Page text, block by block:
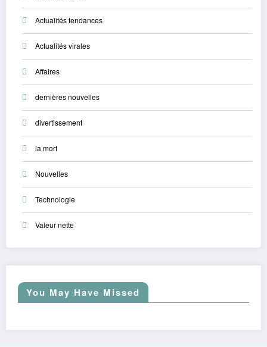
Actualités tendances
Actualités virales
Affaires
dernières nouvelles
divertissement
la mort
Nouvelles
Technologie
Valeur nette
You May Have Missed